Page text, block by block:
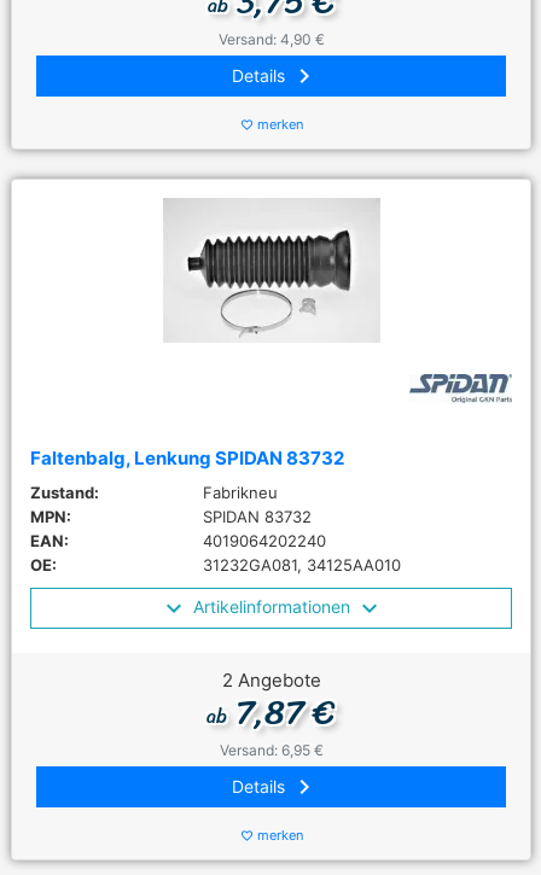
Versand: 4,90 €
Details keyboard_arrow_right
favorite_border merken
Faltenbalg, Lenkung SPIDAN 83732
Zustand:
Fabrikneu
MPN:
SPIDAN 83732
EAN:
4019064202240
OE:
31232GA081, 34125AA010
Artikelinformationen
2 Angebote
ab7,87 €
Versand: 6,95 €
Details keyboard_arrow_right
favorite_border merken